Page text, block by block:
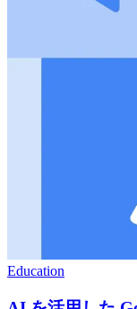
Education